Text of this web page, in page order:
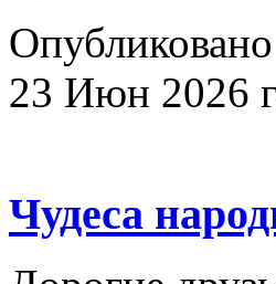
Опубликовано
23 Июн 2026
Чудеса